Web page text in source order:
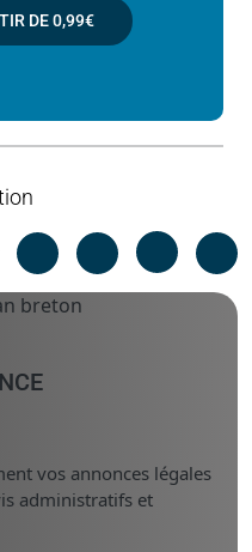
DE0,99€
Facebook
Linked
vos annonces légales
administratifs et